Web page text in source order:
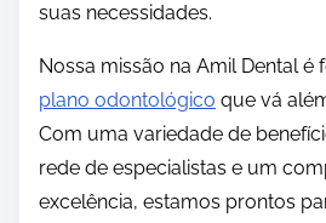
suas necessidades.
Nossa missão na Amil Dental
plano odontológico que vá
Com uma variedade de
rede de especialistas e um
excelência, estamos prontos